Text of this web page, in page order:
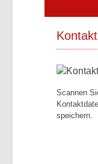
Scannen
speichern.